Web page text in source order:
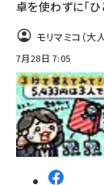
卓を使わずに「
モリマミコ（大
7月28日 7:05